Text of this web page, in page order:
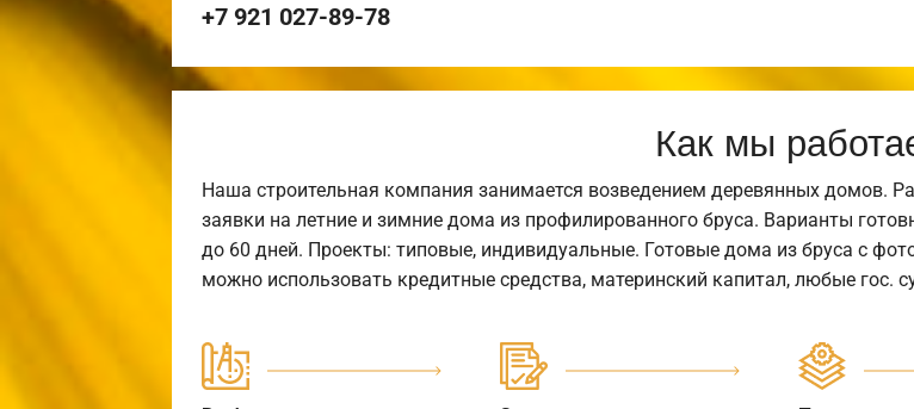
+7 921 027-89-78
Как мы
Наша строительная компания занимается возведением деревянных домов.
заявки на летние и зимние дома из профилированного бруса. Варианты
до 60 дней. Проекты: типовые, индивидуальные. Готовые дома из бруса с
можно использовать кредитные средства, материнский капитал, любые гос.